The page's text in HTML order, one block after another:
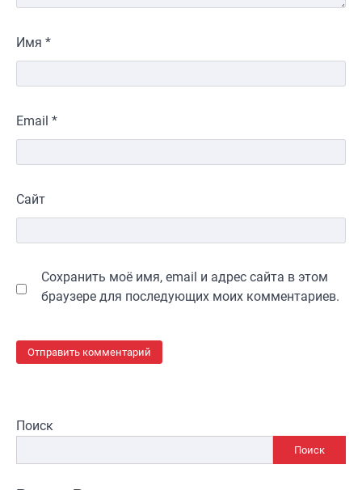
Имя *
Email *
Сайт
Сохранить моё имя, email и адрес сайта в этом
браузере для последующих моих комментариев.
Поиск
Поиск